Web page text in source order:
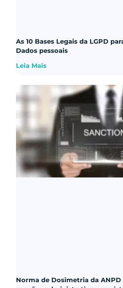
As 10 Bases Legais da LGPD
Dados pessoais
Leia Mais
Norma de Dosimetria da